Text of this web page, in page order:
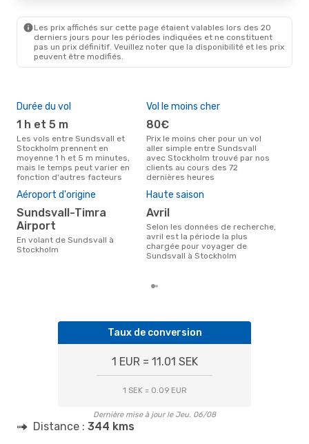
Les prix affichés sur cette page étaient valables lors des 20
derniers jours pour les périodes indiquées et ne constituent
pas un prix définitif. Veuillez noter que la disponibilité et les prix
peuvent être modifiés.
Durée du vol
1 h et 5 m
Les vols entre Sundsvall et
Stockholm prennent en
moyenne 1 h et 5 m minutes,
mais le temps peut varier en
fonction d'autres facteurs
Vol le moins cher
80€
Prix le moins cher pour un vol
aller simple entre Sundsvall
avec Stockholm trouvé par nos
clients au cours des 72
dernières heures
Aéroport d'origine
Sundsvall-Timra
Airport
En volant de Sundsvall à
Stockholm
Haute saison
avril
Selon les données de recherche,
avril est la période la plus
chargée pour voyager de
Sundsvall à Stockholm
Taux de conversion
1 EUR = 11.01 SEK
1 SEK = 0.09 EUR
Dernière mise à jour le Jeu. 06/08
Distance : 344 kms